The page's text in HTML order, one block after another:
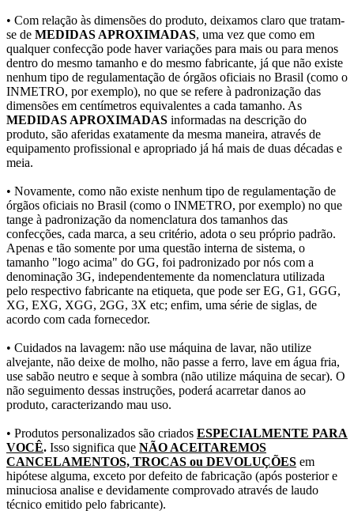
• Com relação às dimensões do produto, deixamos claro que tratam-
se de MEDIDAS APROXIMADAS, uma vez que como em
qualquer confecção pode haver variações para mais ou para menos
dentro do mesmo tamanho e do mesmo fabricante, já que não existe
nenhum tipo de regulamentação de órgãos oficiais no Brasil (como o
INMETRO, por exemplo), no que se refere à padronização das
dimensões em centímetros equivalentes a cada tamanho. As
MEDIDAS APROXIMADAS informadas na descrição do
produto, são aferidas exatamente da mesma maneira, através de
equipamento profissional e apropriado já há mais de duas décadas e
meia.
• Novamente, como não existe nenhum tipo de regulamentação de
órgãos oficiais no Brasil (como o INMETRO, por exemplo) no que
tange à padronização da nomenclatura dos tamanhos das
confecções, cada marca, a seu critério, adota o seu próprio padrão.
Apenas e tão somente por uma questão interna de sistema, o
tamanho "logo acima" do GG, foi padronizado por nós com a
denominação 3G, independentemente da nomenclatura utilizada
pelo respectivo fabricante na etiqueta, que pode ser EG, G1, GGG,
XG, EXG, XGG, 2GG, 3X etc; enfim, uma série de siglas, de
acordo com cada fornecedor.
• Cuidados na lavagem: não use máquina de lavar, não utilize
alvejante, não deixe de molho, não passe a ferro, lave em água fria,
use sabão neutro e seque à sombra (não utilize máquina de secar). O
não seguimento dessas instruções, poderá acarretar danos ao
produto, caracterizando mau uso.
• Produtos personalizados são criados ESPECIALMENTE PARA
VOCÊ. Isso significa que NÃO ACEITAREMOS
CANCELAMENTOS, TROCAS ou DEVOLUÇÕES em
hipótese alguma, exceto por defeito de fabricação (após posterior e
minuciosa analise e devidamente comprovado através de laudo
técnico emitido pelo fabricante).